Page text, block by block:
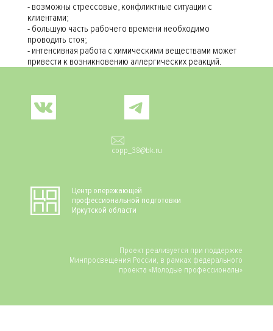
- возможны стрессовые, конфликтные ситуации с
клиентами;
- большую часть рабочего времени необходимо
проводить стоя;
- интенсивная работа с химическими веществами может
привести к возникновению аллергических реакций.
Social
copp_38@bk.ru
Центр опережающей
профессиональной подготовки
Иркутской области
Проект реализуется при поддержке
Минпросвещения России, в рамках федерального
проекта «Молодые профессионалы»